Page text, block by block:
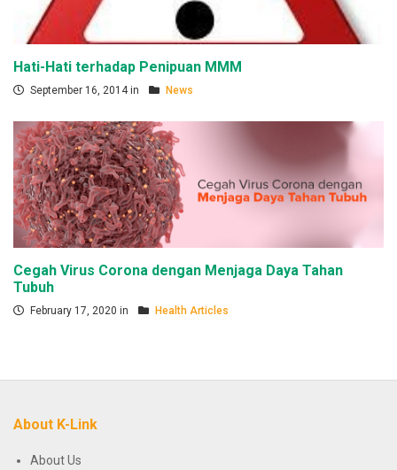
Hati-Hati terhadap Penipuan MMM
September 16, 2014 in News
Cegah Virus Corona dengan Menjaga Daya Tahan
Tubuh
February 17, 2020 in Health Articles
About K-Link
About Us